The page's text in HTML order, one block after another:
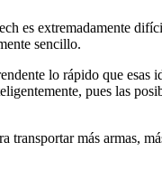
es extremadamente
sencillo.
lo rápido que esas
pues las
transportar más armas,